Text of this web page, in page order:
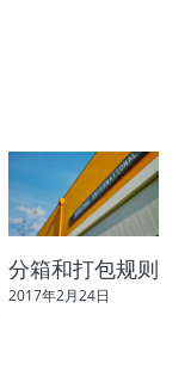
分箱和打包规则
2017年2月24日